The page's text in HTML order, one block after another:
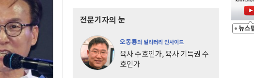
전문기자의 눈
오동룡의 밀리터리 인사이드
육사 수호인가, 육사 기득권 수
호인가